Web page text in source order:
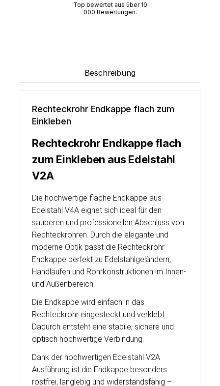
Top bewertet aus über 10
000 Bewertungen.
Beschreibung
Rechteckrohr Endkappe flach zum
Einkleben
Rechteckrohr Endkappe flach
zum Einkleben aus Edelstahl
V2A
Die hochwertige flache Endkappe aus
Edelstahl V4A eignet sich ideal für den
sauberen und professionellen Abschluss von
Rechteckrohren. Durch die elegante und
moderne Optik passt die Rechteckrohr
Endkappe perfekt zu Edelstahlgeländern,
Handläufen und Rohrkonstruktionen im Innen-
und Außenbereich.
Die Endkappe wird einfach in das
Rechteckrohr eingesteckt und verklebt.
Dadurch entsteht eine stabile, sichere und
optisch hochwertige Verbindung.
Dank der hochwertigen Edelstahl V2A
Ausführung ist die Endkappe besonders
rostfrei, langlebig und widerstandsfähig –